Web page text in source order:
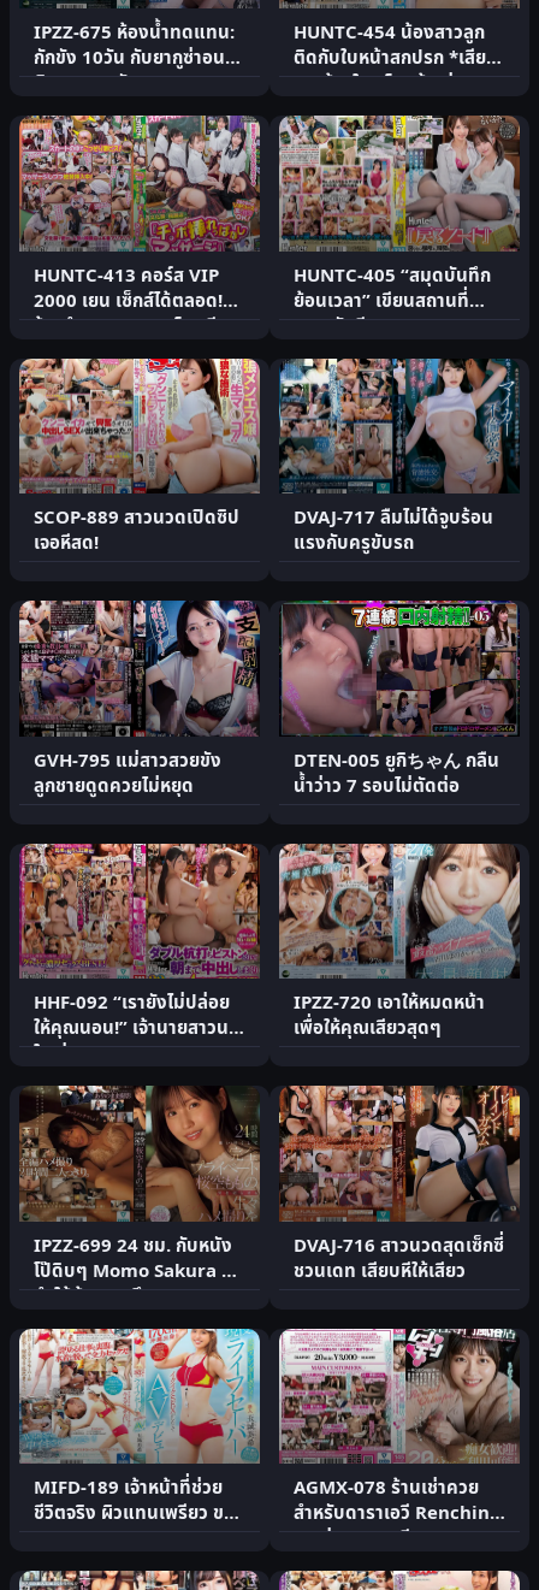
IPZZ-675 ห้องน้ำทดแทน:
กักขัง 10วัน กับยากูซ่าอนลิ
มิตแตก17นัด
HUNTC-454 น้องสาวลูก
ติดกับใบหน้าสกปรก *เสียง
จากข้างใน* โดนล้อเล่น
HUNTC-413 คอร์ส VIP
2000 เยน เซ็กส์ได้ตลอด!
ร้านจำลองเทศกาลโรงเรีย.
HUNTC-405 “สมุดบันทึก
ย้อนเวลา” เขียนสถานที่
เวลา วันที.
SCOP-889 สาวนวดเปิดซิป
เจอหีสด!
DVAJ-717 ลืมไม่ได้จูบร้อน
แรงกับครูขับรถ
GVH-795 แม่สาวสวยขัง
ลูกชายดูดควยไม่หยุด
DTEN-005 ยูกิちゃん กลืน
น้ำว่าว 7 รอบไม่ตัดต่อ
HHF-092 “เรายังไม่ปล่อย
ให้คุณนอน!” เจ้านายสาวนม
ใหญ่เมา.
IPZZ-720 เอาให้หมดหน้า
เพื่อให้คุณเสียวสุดๆ
IPZZ-699 24 ชม. กับหนัง
โป๊ดิบๆ Momo Sakura ที่
ทำให้ผู้ชายตะลึง
DVAJ-716 สาวนวดสุดเซ็กซี่
ชวนเดท เสียบหีให้เสียว
MIFD-189 เจ้าหน้าที่ช่วย
ชีวิตจริง ผิวแทนเพรียว ขา
สวย
AGMX-078 ร้านเช่าควย
สำหรับดาราเอวี Renchin
สาวร่าน 20นาที De M
man